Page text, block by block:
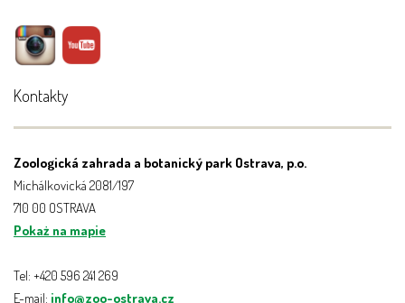
Kontakty
Zoologická zahrada a botanický park Ostrava, p.o.
Michálkovická 2081/197
710 00 OSTRAVA
Pokaż na mapie
Tel: +420 596 241 269
E-mail: info@zoo-ostrava.cz